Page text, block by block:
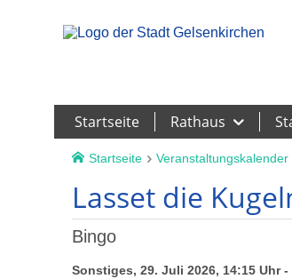
Startseite Rathaus
Startseite Veranstaltungskalender
Lasset die
Bingo
Sonstiges, 29. Juli 2026, 14:15 Uhr